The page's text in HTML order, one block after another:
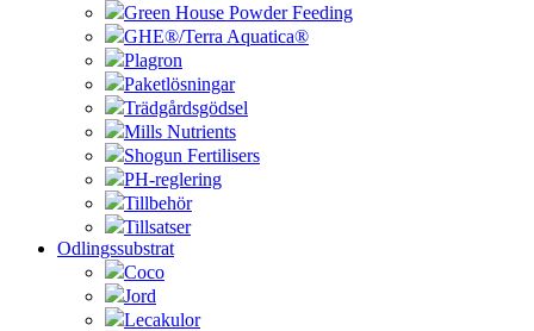
Green House Powder Feeding
GHE®/Terra Aquatica®
Plagron
Paketlösningar
Trädgårdsgödsel
Mills Nutrients
Shogun Fertilisers
PH-reglering
Tillbehör
Tillsatser
Odlingssubstrat
Coco
Jord
Lecakulor